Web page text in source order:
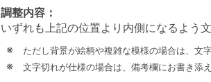
調整内容：
いずれも上記の位置より内側になるよう
ただし背景が絵柄や複雑な模様の場合は、文
文字切れが仕様の場合は、備考欄にお書き添え